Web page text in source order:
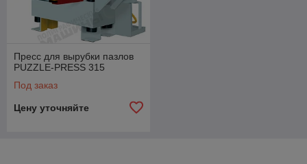
Пресс для вырубки пазлов
PUZZLE-PRESS 315
Под заказ
Цену уточняйте